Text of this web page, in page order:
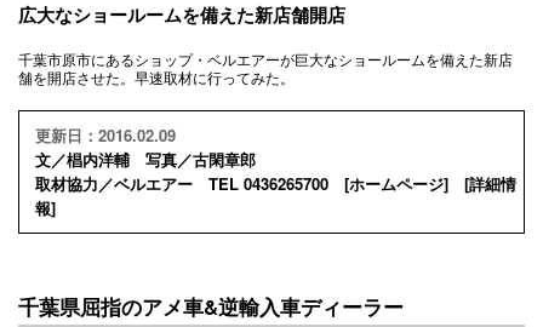
広大なショールームを備えた新店舗開店
千葉市原市にあるショップ・ベルエアーが巨大なショールームを備えた新店
舗を開店させた。早速取材に行ってみた。
更新日：2016.02.09
文／椙内洋輔 写真／古閑章郎
取材協力／ベルエアー TEL 0436265700 [ホームページ] [詳細情
報]
千葉県屈指のアメ車&逆輸入車ディーラー